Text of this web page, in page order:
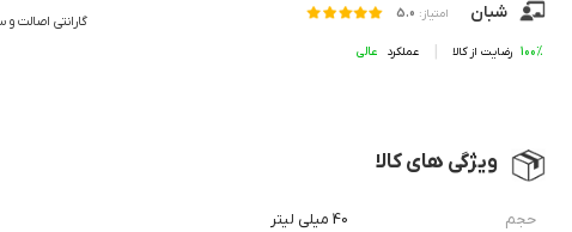
شبان امتیاز: 5.0
100% رضایت از کالا عملکرد
گارانتی اصالت و
ویژگی های کالا
حجم 40 میلی لیتر